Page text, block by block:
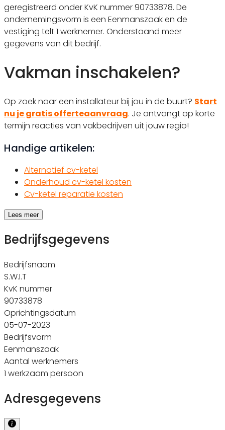
geregistreerd onder KvK nummer 90733878. De
ondernemingsvorm is een Eenmanszaak en de
vestiging telt 1 werknemer. Onderstaand meer
gegevens van dit bedrijf.
Vakman inschakelen?
Op zoek naar een installateur bij jou in de buurt? Start
nu je gratis offerteaanvraag. Je ontvangt op korte
termijn reacties van vakbedrijven uit jouw regio!
Handige artikelen:
Alternatief cv-ketel
Onderhoud cv-ketel kosten
Cv-ketel reparatie kosten
Lees meer
Bedrijfsgegevens
Bedrijfsnaam
S.W.I.T
KvK nummer
90733878
Oprichtingsdatum
05-07-2023
Bedrijfsvorm
Eenmanszaak
Aantal werknemers
1 werkzaam persoon
Adresgegevens